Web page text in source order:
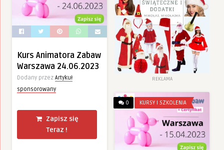
Kurs Animatora Zabaw
Warszawa 24.06.2023
Dodany przez Artykuł
sponsorowany
Zapisz się
Teraz !
REKLAMA
0 KURSY I SZKOLENIA